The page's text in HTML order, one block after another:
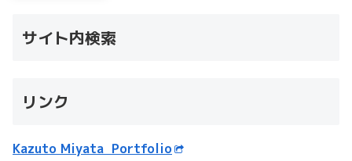
サイト内検索
リンク
Kazuto Miyata Portfolio